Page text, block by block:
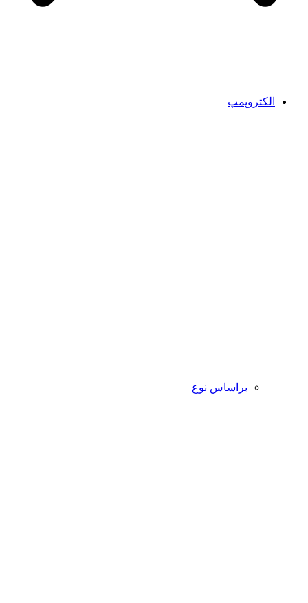
الکتروپمپ
براساس نوع